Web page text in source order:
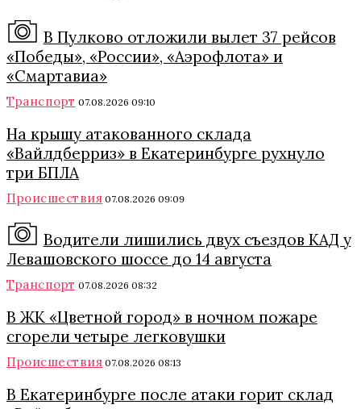
В Пулково отложили вылет 37 рейсов
«Победы», «России», «Аэрофлота» и
«Смартавиа»
Транспорт 07.08.2026 09:10
На крышу атакованного склада
«Вайлдберриз» в Екатеринбурге рухнуло
три БПЛА
Происшествия 07.08.2026 09:09
Водители лишились двух съездов КАД у
Левашовского шоссе до 14 августа
Транспорт 07.08.2026 08:32
В ЖК «Цветной город» в ночном пожаре
сгорели четыре легковушки
Происшествия 07.08.2026 08:13
В Екатеринбурге после атаки горит склад